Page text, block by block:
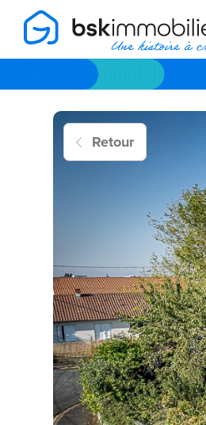
Retour